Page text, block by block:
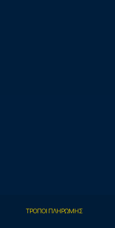
ΤΡΟΠΟΙ ΠΛΗΡΩΜΗΣ